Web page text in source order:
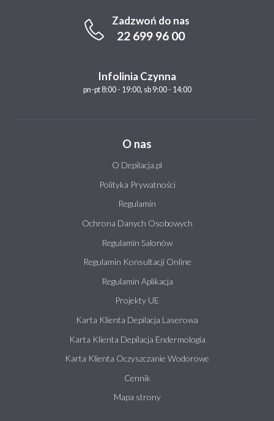
Zadzwoń do nas
22 699 96 00
Infolinia Czynna
pn-pt 8:00 - 19:00, sb 9:00 - 14:00
O nas
O Depilacja.pl
Polityka Prywatności
Regulamin
Ochrona Danych Osobowych
Regulamin Salonów
Regulamin Konsultacji Online
Regulamin Aplikacja
Projekty UE
Karta Klienta Depilacja Laserowa
Karta Klienta Depilacja Endermologia
Karta Klienta Oczyszczanie Wodorowe
Cennik
Mapa strony